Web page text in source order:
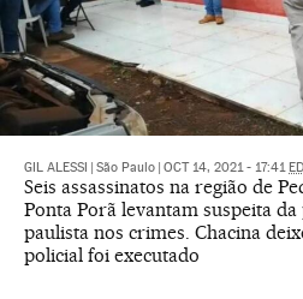
GIL ALESSI São Paulo OCT 14, 2021 - 17:41
Seis assassinatos na região de
Ponta Porã levantam suspeita
paulista nos crimes. Chacina
policial foi executado